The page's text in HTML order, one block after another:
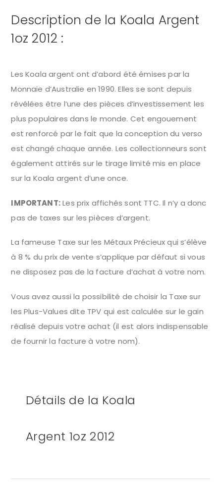
Description de la Koala Argent
1oz 2012 :
Les Koala argent ont d’abord été émises par la
Monnaie d’Australie en 1990. Elles se sont depuis
révélées être l’une des pièces d’investissement les
plus populaires dans le monde. Cet engouement
est renforcé par le fait que la conception du verso
est changé chaque année. Les collectionneurs sont
également attirés sur le tirage limité mis en place
sur la Koala argent d’une once.
IMPORTANT:Les prix affichés sont TTC. Il n’y a donc
pas de taxes sur les pièces d’argent.
La fameuse Taxe sur les Métaux Précieux qui s’élève
à 8 % du prix de vente s’applique par défaut si vous
ne disposez pas de la facture d’achat à votre nom.
Vous avez aussi la possibilité de choisir la Taxe sur
les Plus-Values dite TPV qui est calculée sur le gain
réalisé depuis votre achat (il est alors indispensable
de fournir la facture à votre nom).
Détails de la Koala
Argent 1oz 2012